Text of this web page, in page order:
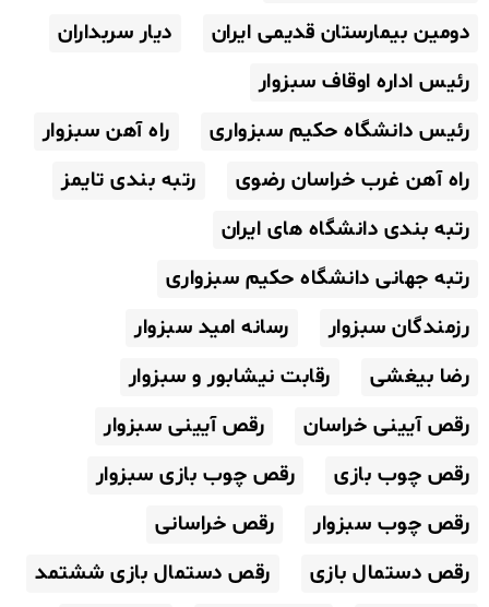
دومین بیمارستان قدیمی ایران
دیار سربداران
رئیس اداره اوقاف سبزوار
رئیس دانشگاه حکیم سبزواری
راه آهن سبزوار
راه آهن غرب خراسان رضوی
رتبه بندی تایمز
رتبه بندی دانشگاه های ایران
رتبه جهانی دانشگاه حکیم سبزواری
رزمندگان سبزوار
رسانه امید سبزوار
رضا بیغشی
رقابت نیشابور و سبزوار
رقص آیینی خراسان
رقص آیینی سبزوار
رقص چوب بازی
رقص چوب بازی سبزوار
رقص چوب سبزوار
رقص خراسانی
رقص دستمال بازی
رقص دستمال بازی ششتمد